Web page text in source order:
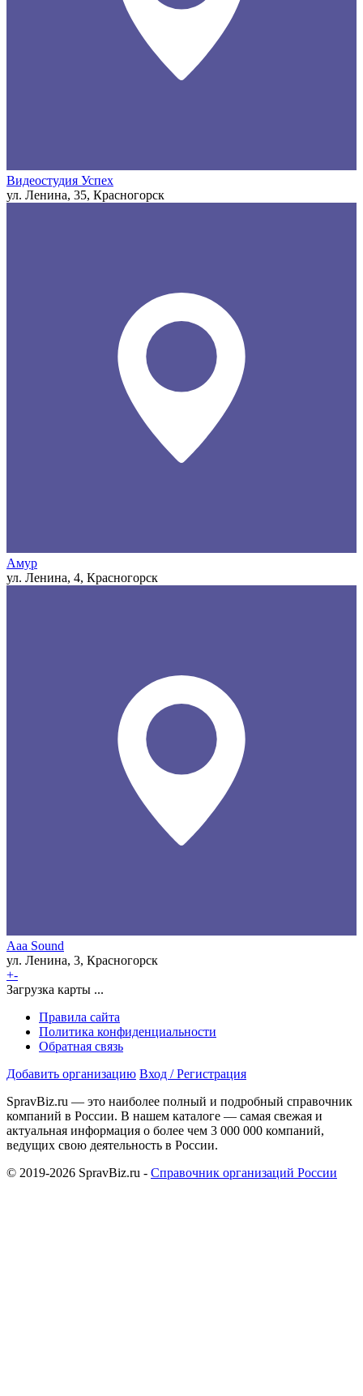
Видеостудия Успех
ул. Ленина, 35, Красногорск
Амур
ул. Ленина, 4, Красногорск
Aaa Sound
ул. Ленина, 3, Красногорск
+-
Загрузка карты ...
Правила сайта
Политика конфиденциальности
Обратная связь
Добавить организацию Вход / Регистрация
SpravBiz.ru — это наиболее полный и подробный справочник
компаний в России. В нашем каталоге — самая свежая и
актуальная информация о более чем 3 000 000 компаний,
ведущих свою деятельность в России.
© 2019-2026 SpravBiz.ru - Справочник организаций России